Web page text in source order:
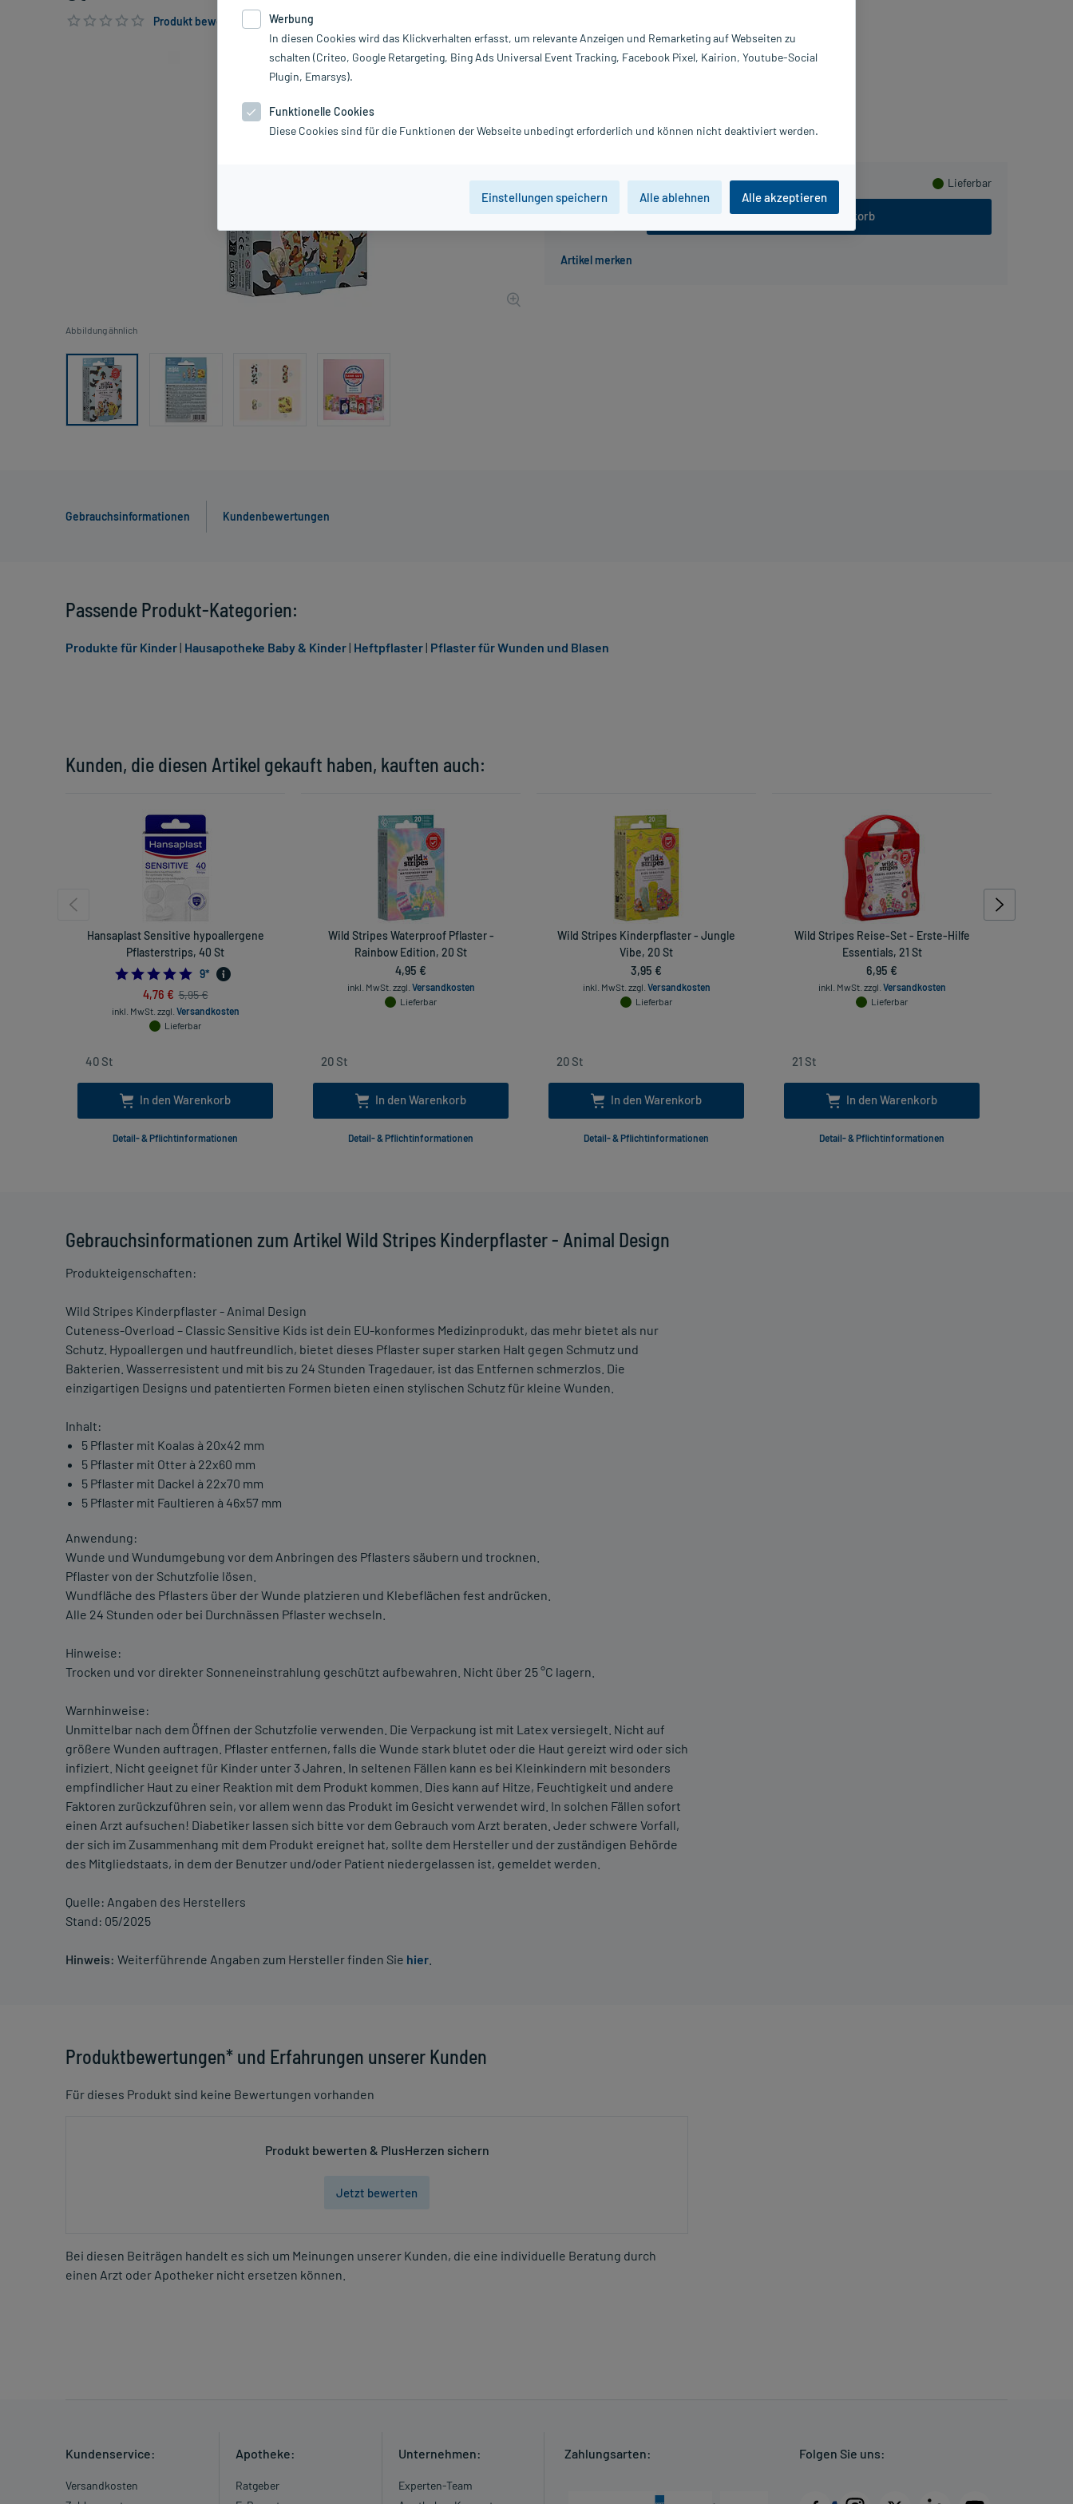
Produkt bewerten & PlusHerzen sichern
Abbildung ähnlich
Lieferbar
In den Warenkorb
Inhalt:
20 St
PZN:
19696151
Gebrauchsinformationen Kundenbewertungen
Gebrauchsinformationen zum Artikel Wild Stripes Kinderpflaster - Animal Design
Produkteigenschaften:
Wild Stripes Kinderpflaster - Animal Design
Cuteness-Overload – Classic Sensitive Kids ist dein EU-konformes Medizinprodukt, das mehr bietet als nur
Schutz. Hypoallergen und hautfreundlich, bietet dieses Pflaster super starken Halt gegen Schmutz und
Bakterien. Wasserresistent und mit bis zu 24 Stunden Tragedauer, ist das Entfernen schmerzlos. Die
einzigartigen Designs und patentierten Formen bieten einen stylischen Schutz für kleine Wunden.
Inhalt:
5 Pflaster mit Koalas à 20x42 mm
5 Pflaster mit Otter à 22x60 mm
5 Pflaster mit Dackel à 22x70 mm
5 Pflaster mit Faultieren à 46x57 mm
Anwendung:
Wunde und Wundumgebung vor dem Anbringen des Pflasters säubern und trocknen.
Pflaster von der Schutzfolie lösen.
Wundfläche des Pflasters über der Wunde platzieren und Klebeflächen fest andrücken.
Alle 24 Stunden oder bei Durchnässen Pflaster wechseln.
Hinweise:
Trocken und vor direkter Sonneneinstrahlung geschützt aufbewahren. Nicht über 25 °C lagern.
Warnhinweise:
Unmittelbar nach dem Öffnen der Schutzfolie verwenden. Die Verpackung ist mit Latex versiegelt. Nicht auf
größere Wunden auftragen. Pflaster entfernen, falls die Wunde stark blutet oder die Haut gereizt wird oder sich
infiziert. Nicht geeignet für Kinder unter 3 Jahren. In seltenen Fällen kann es bei Kleinkindern mit besonders
empfindlicher Haut zu einer Reaktion mit dem Produkt kommen. Dies kann auf Hitze, Feuchtigkeit und andere
Faktoren zurückzuführen sein, vor allem wenn das Produkt im Gesicht verwendet wird. In solchen Fällen sofort
einen Arzt aufsuchen! Diabetiker lassen sich bitte vor dem Gebrauch vom Arzt beraten. Jeder schwere Vorfall,
der sich im Zusammenhang mit dem Produkt ereignet hat, sollte dem Hersteller und der zuständigen Behörde
des Mitgliedstaats, in dem der Benutzer und/oder Patient niedergelassen ist, gemeldet werden.
Quelle: Angaben des Herstellers
Stand: 05/2025
Hinweis: Weiterführende Angaben zum Hersteller finden Sie hier
Produktbewertungen* und Erfahrungen unserer Kunden
Für dieses Produkt sind keine Bewertungen vorhanden
Produkt bewerten & PlusHerzen sichern
Jetzt bewerten
Bei diesen Beiträgen handelt es sich um Meinungen unserer Kunden, die eine individuelle Beratung durch
einen Arzt oder Apotheker nicht ersetzen können.
Kunden, die diesen Artikel gekauft haben, kauften auch:
Hansaplast Sensitive hypoallergene
Pflasterstrips, 40 St
5.0
9*
4,76 € 5,95 €
inkl. MwSt. zzgl. Versandkosten
Lieferbar
In den Warenkorb
Detail- & Pflichtinformationen
Wild Stripes Waterproof Pflaster -
Rainbow Edition, 20 St
4,95 €
inkl. MwSt. zzgl. Versandkosten
Lieferbar
In den Warenkorb
Detail- & Pflichtinformationen
Wild Stripes Kinderpflaster - Jungle
Vibe, 20 St
3,95 €
inkl. MwSt. zzgl. Versandkosten
Lieferbar
In den Warenkorb
Detail- & Pflichtinformationen
Wild Stripes Reise-Set - Erste-Hilfe
Essentials, 21 St
6,95 €
inkl. MwSt. zzgl. Versandkosten
Lieferbar
In den Warenkorb
Detail- & Pflichtinformationen
Passende Produkt-Kategorien:
Produkte für Kinder| Hausapotheke Baby & Kinder| Heftpflaster| Pflaster für Wunden und Blasen
Kundenservice:
Versandkosten
Apotheke:
Ratgeber
Unternehmen:
Experten-Team
Zahlungsarten: Folgen Sie uns:
Werbung
In diesen Cookies wird das Klickverhalten erfasst, um relevante Anzeigen und Remarketing auf Webseiten zu
schalten (Criteo, Google Retargeting, Bing Ads Universal Event Tracking, Facebook Pixel, Kairion, Youtube-Social
Plugin, Emarsys).
Funktionelle Cookies
Diese Cookies sind für die Funktionen der Webseite unbedingt erforderlich und können nicht deaktiviert werden.
Einstellungen speichern Alle ablehnen Alle akzeptieren